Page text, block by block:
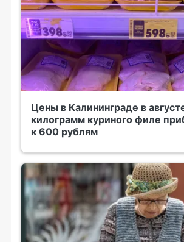
Цены в Калининграде в
килограмм куриного филе
к 600 рублям